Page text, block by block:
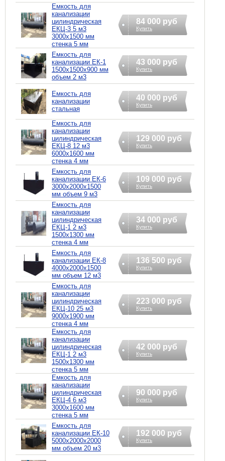
Емкость для
канализации
цилиндрическая
ЕКЦ-3 5 м3
3000х1500 мм
стенка 5 мм
84 000 руб
Купить
Емкость для
канализации ЕК-1
1500х1500х900 мм
объем 2 м3
43 000 руб
Купить
Емкость для
канализации
стальная
40 000 руб
Купить
Емкость для
канализации
цилиндрическая
ЕКЦ-8 12 м3
6000х1600 мм
стенка 4 мм
129 000 руб
Купить
Емкость для
канализации ЕК-6
3000х2000х1500
мм объем 9 м3
109 000 руб
Купить
Емкость для
канализации
цилиндрическая
ЕКЦ-1 2 м3
1500х1300 мм
стенка 4 мм
34 000 руб
Купить
Емкость для
канализации ЕК-8
4000х2000х1500
мм объем 12 м3
136 500 руб
Купить
Емкость для
канализации
цилиндрическая
ЕКЦ-10 25 м3
9000х1900 мм
стенка 4 мм
223 000 руб
Купить
Емкость для
канализации
цилиндрическая
ЕКЦ-1 2 м3
1500х1300 мм
стенка 5 мм
42 000 руб
Купить
Емкость для
канализации
цилиндрическая
ЕКЦ-4 6 м3
3000х1600 мм
стенка 5 мм
90 000 руб
Купить
Емкость для
канализации ЕК-10
5000х2000х2000
мм объем 20 м3
192 000 руб
Купить